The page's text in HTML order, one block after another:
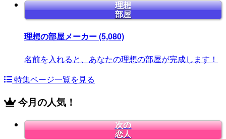
理想
部屋
理想の部屋メーカー(5,080)
名前を入れると、あなたの理想の部屋が完成します！
特集ページ一覧を見る
今月の人気！
次の
恋人